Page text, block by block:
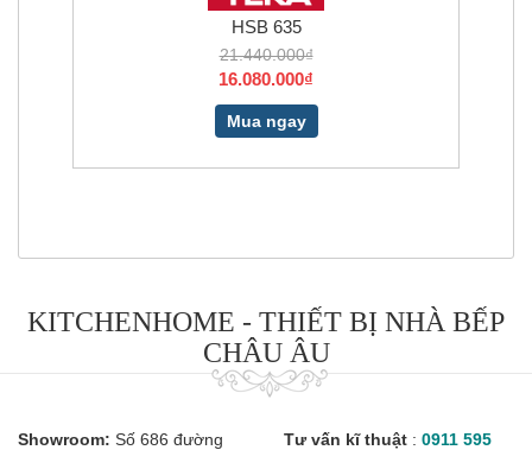
HSB 635
21.440.000₫
16.080.000₫
Mua ngay
KITCHENHOME - THIẾT BỊ NHÀ BẾP
CHÂU ÂU
Showroom: Số 686 đường Tư vấn kĩ thuật : 0911 595